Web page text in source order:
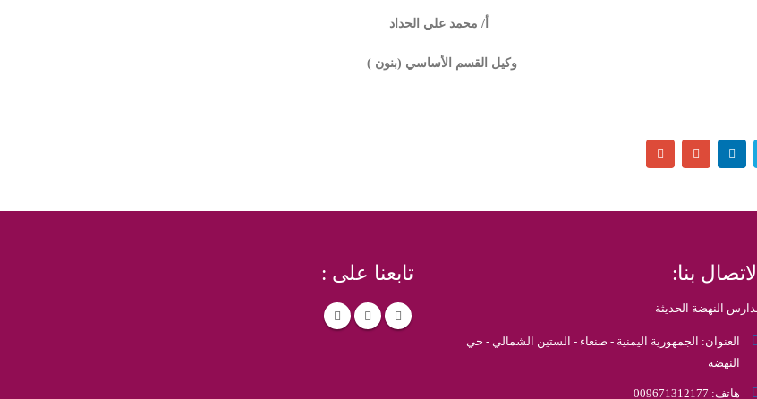
/ محمد علي الحداد
(بنون )
الاتصال بنا:
النهضة الحديثة
العنوان:
الجمهورية اليمنية - صنعاء - الستين الشمالي - حي
النهضة
هاتف: 009671312177
تابعنا على :